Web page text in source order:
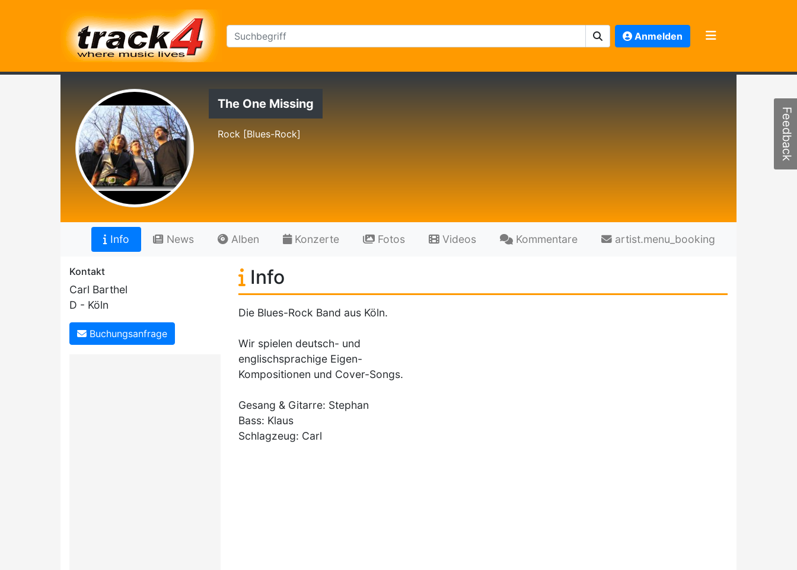
Anmelden
The One Missing
Rock [Blues-Rock]
Info News Alben Konzerte Fotos Videos Kommentare artist.menu_booking
Kontakt
Carl Barthel
D - Köln
Buchungsanfrage
Info
Die Blues-Rock Band aus Köln.
Wir spielen deutsch- und
englischsprachige Eigen-
Kompositionen und Cover-Songs.
Gesang & Gitarre: Stephan
Bass: Klaus
Schlagzeug: Carl
Feedback